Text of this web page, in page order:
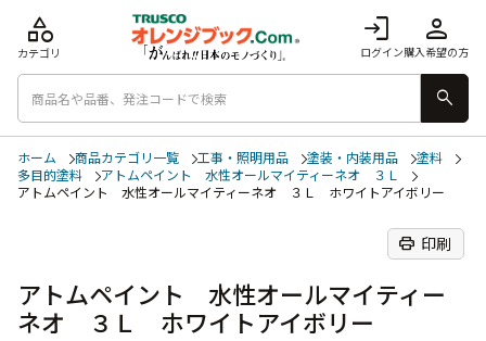
login
ログイン
person
購入希望の方
category
カテゴリ
search
ホーム 商品カテゴリ一覧 工事・照明用品 塗装・内装用品
塗料
多目的塗料
アトムペイント 水性オールマイティーネオ ３Ｌ
アトムペイント 水性オールマイティーネオ ３Ｌ ホワイトアイボリー
print 印刷
アトムペイント 水性オールマイティー
ネオ ３Ｌ ホワイトアイボリー